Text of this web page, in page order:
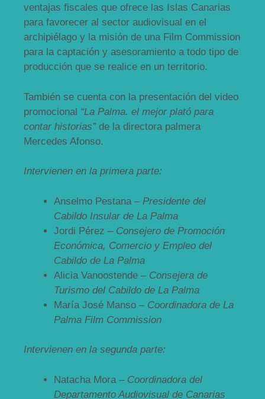
ventajas fiscales que ofrece las Islas Canarias
para favorecer al sector audiovisual en el
archipiélago y la misión de una Film Commission
para la captación y asesoramiento a todo tipo de
producción que se realice en un territorio.
También se cuenta con la presentación del video
promocional “La Palma. el mejor plató para
contar historias” de la directora palmera
Mercedes Afonso.
Intervienen en la primera parte:
Anselmo Pestana – Presidente del
Cabildo Insular de La Palma
Jordi Pérez – Consejero de Promoción
Económica, Comercio y Empleo del
Cabildo de La Palma
Alicia Vanoostende – Consejera de
Turismo del Cabildo de La Palma
María José Manso – Coordinadora de La
Palma Film Commission
Intervienen en la segunda parte:
Natacha Mora – Coordinadora del
Departamento Audiovisual de Canarias